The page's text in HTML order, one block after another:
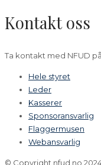
Kontakt oss
Ta kontakt med NFUD
Hele styret
Leder
Kasserer
Sponsoransvarlig
Flaggermusen
Webansvarlig
© Copyright nfud.no